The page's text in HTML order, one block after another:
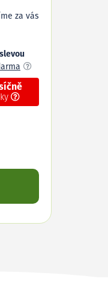
za vás